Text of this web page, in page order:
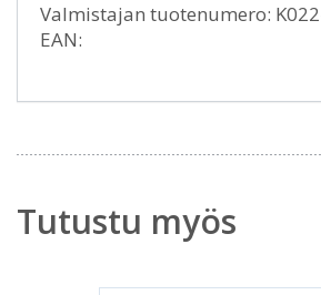
Valmistajan tuotenumero:
EAN:
Tutustu myös